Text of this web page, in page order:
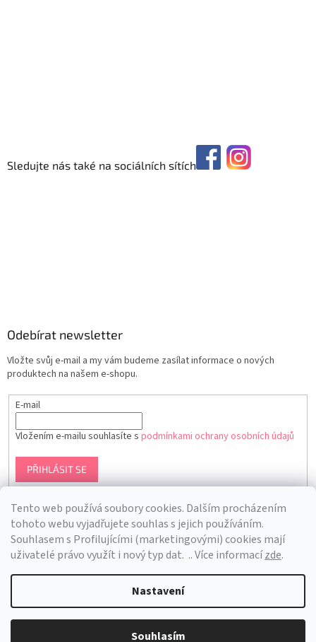
Tento web používá soubory cookies. Dalším procházením
tohoto webu vyjadřujete souhlas s jejich používáním.
Souhlasem s Profilujícími (marketingovými) cookies mají
uživatelé právo využít i nový typ dat. .. Více informacízde.
Nastavení
Souhlasím
Sledujte nás také na sociálních sítích
Odebírat newsletter
Vložte svůj e-mail a my vám budeme zasílat informace o nových
produktech na našem e-shopu.
E-mail
Vložením e-mailu souhlasíte s podmínkami ochrany osobních údajů
PŘIHLÁSIT SE
Vytvořil Shoptet
Bra Hunting. Všechna práva vyhrazena.